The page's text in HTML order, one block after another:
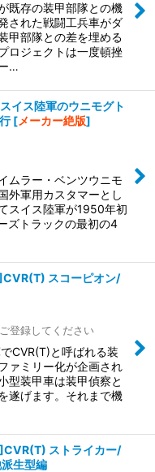
既存の装甲部隊との機
された戦闘工兵車がダ
甲部隊との差を埋める
ロジェクトは一度頓挫
…
ス陸軍のウニモグト
[メーカー絶版]
ムラー・ベンツウニモ
外軍用カスタマーとし
スイス陸軍が1950年初
ズトラックの最初の4
スコーピオン/
登録してください
CVR(T)と呼ばれる装
ァミリー化が企画され
型装甲車は装甲偵察と
遂げます。それまで機
ストライカー/
生型編